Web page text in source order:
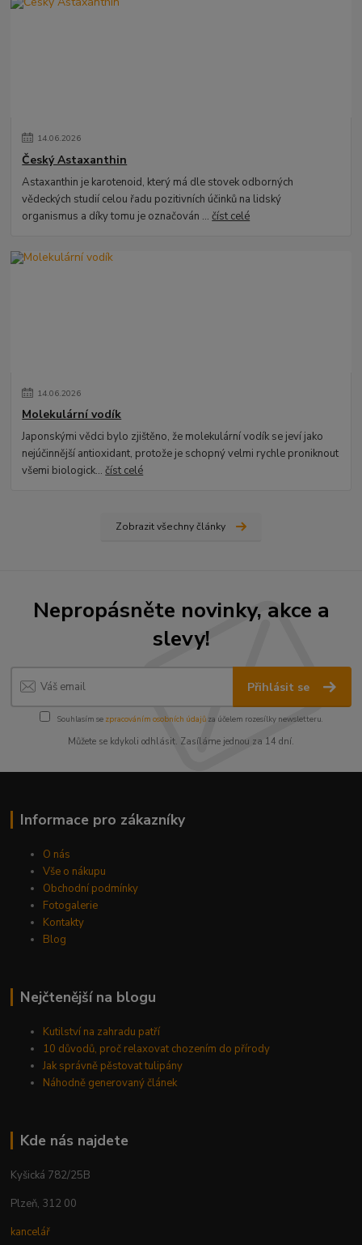
14.06.2026
Český Astaxanthin
Astaxanthin je karotenoid, který má dle stovek odborných
vědeckých studií celou řadu pozitivních účinků na lidský
organismus a díky tomu je označován ...číst celé
14.06.2026
Molekulární vodík
Japonskými vědci bylo zjištěno, že molekulární vodík se jeví jako
nejúčinnější antioxidant, protože je schopný velmi rychle proniknout
všemi biologick...číst celé
Zobrazit všechny články
Nepropásněte novinky, akce a
slevy!
Přihlásit se
Souhlasím se zpracováním osobních údajůza účelem rozesílky newsletteru.
Můžete se kdykoli odhlásit. Zasíláme jednou za 14 dní.
Informace pro zákazníky
O nás
Vše o nákupu
Obchodní podmínky
Fotogalerie
Kontakty
Blog
Nejčtenější na blogu
Kutilství na zahradu patří
10 důvodů, proč relaxovat chozením do přírody
Jak správně pěstovat tulipány
Náhodně generovaný článek
Kde nás najdete
Kyšická 782/25B
Plzeň, 312 00
kancelář